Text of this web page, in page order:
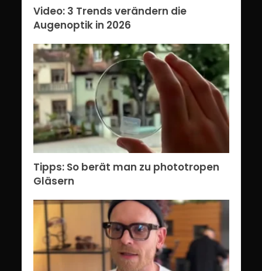
Video: 3 Trends verändern die
Augenoptik in 2026
Tipps: So berät man zu phototropen
Gläsern